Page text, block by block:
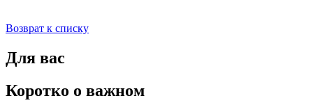
Возврат к списку
Для вас
Коротко о важном